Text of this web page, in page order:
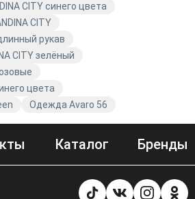
CITY синего цвета
CITY
рукав
CITY зелёный
цвета
Одежда Avaro 56
Каталог Бренды